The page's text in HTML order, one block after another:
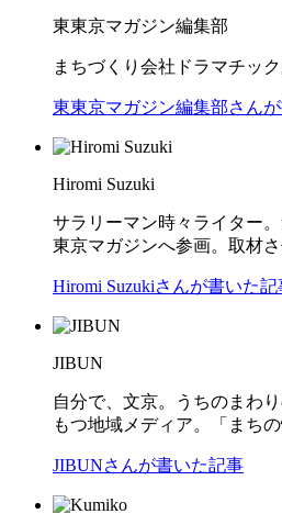
東東京マガジン編集部
まちづくり会社ドラマチッ
東東京マガジン編集部さん
Hiromi Suzuki
サラリーマン時々ライター
東京マガジンへ参画。取材
Hiromi Suzukiさんが書いた記
JIBUN
自分で、文京。うちのまわ
もつ地域メディア。「まち
JIBUNさんが書いた記事